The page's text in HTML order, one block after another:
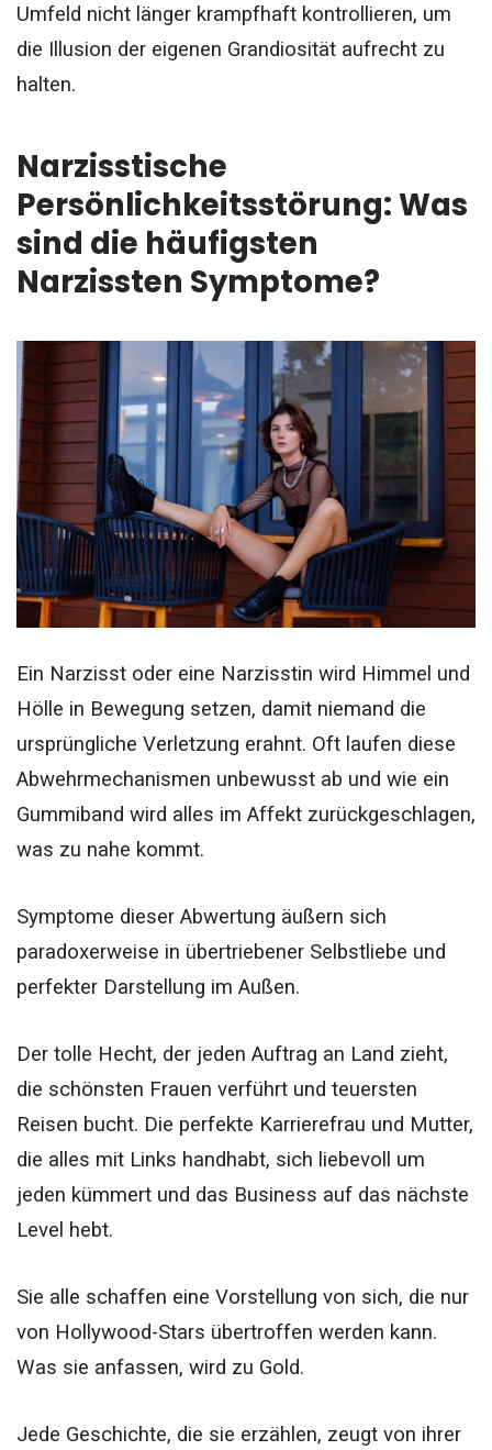
Umfeld nicht länger krampfhaft kontrollieren, um
die Illusion der eigenen Grandiosität aufrecht zu
halten.
Narzisstische
Persönlichkeitsstörung: Was
sind die häufigsten
Narzissten Symptome?
Ein Narzisst oder eine Narzisstin wird Himmel und
Hölle in Bewegung setzen, damit niemand die
ursprüngliche Verletzung erahnt. Oft laufen diese
Abwehrmechanismen unbewusst ab und wie ein
Gummiband wird alles im Affekt zurückgeschlagen,
was zu nahe kommt.
Symptome dieser Abwertung äußern sich
paradoxerweise in übertriebener Selbstliebe und
perfekter Darstellung im Außen.
Der tolle Hecht, der jeden Auftrag an Land zieht,
die schönsten Frauen verführt und teuersten
Reisen bucht. Die perfekte Karrierefrau und Mutter,
die alles mit Links handhabt, sich liebevoll um
jeden kümmert und das Business auf das nächste
Level hebt.
Sie alle schaffen eine Vorstellung von sich, die nur
von Hollywood-Stars übertroffen werden kann.
Was sie anfassen, wird zu Gold.
Jede Geschichte, die sie erzählen, zeugt von ihrer